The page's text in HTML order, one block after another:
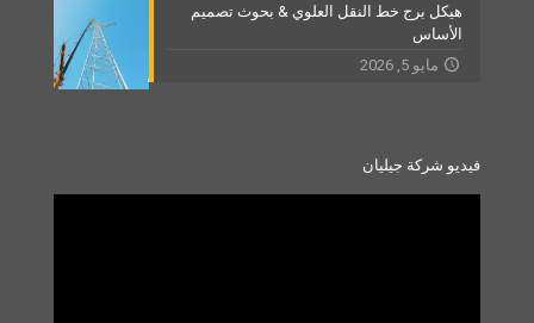
هيكل برج خط النقل العلوي & بحوث تصميم
الأساس
مايو 5, 2026
فيديو شركة جيليان